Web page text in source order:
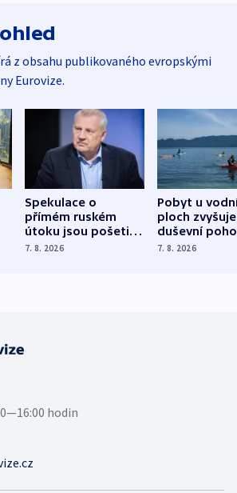
z obsahu publikovaného evropskými
Eurovize.
Spekulace o
přímém ruském
útoku jsou pošetilé,
míní estonský
7. 8. 2026
Pobyt u
ploch zvyšuje
duševní
ukázala
7. 8. 2026
hodin